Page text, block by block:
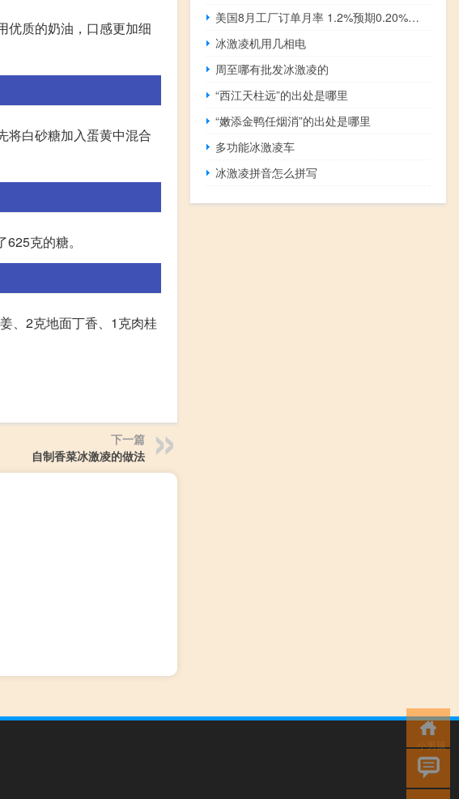
优质的奶油，口感更加细
将白砂糖加入蛋黄中混合
克的糖。
、2克地面丁香、1克肉桂
下一篇
自制香菜冰激凌的做法
美国8月工厂订单月率 1.2%预期0.20%前值-2.10%
冰激凌机用几相电
周至哪有批发冰激凌的
“西江天柱远”的出处是哪里
“嫩添金鸭任烟消”的出处是哪里
多功能冰激凌车
冰激凌拼音怎么拼写
小男孩